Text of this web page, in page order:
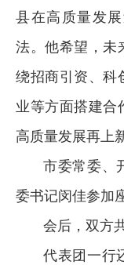
县在高质量发
法。他希望，未
绕招商引资、科
业等方面搭建合
高质量发展再上
市委常委、
委书记闵佳参加
会后，双方
代表团一行